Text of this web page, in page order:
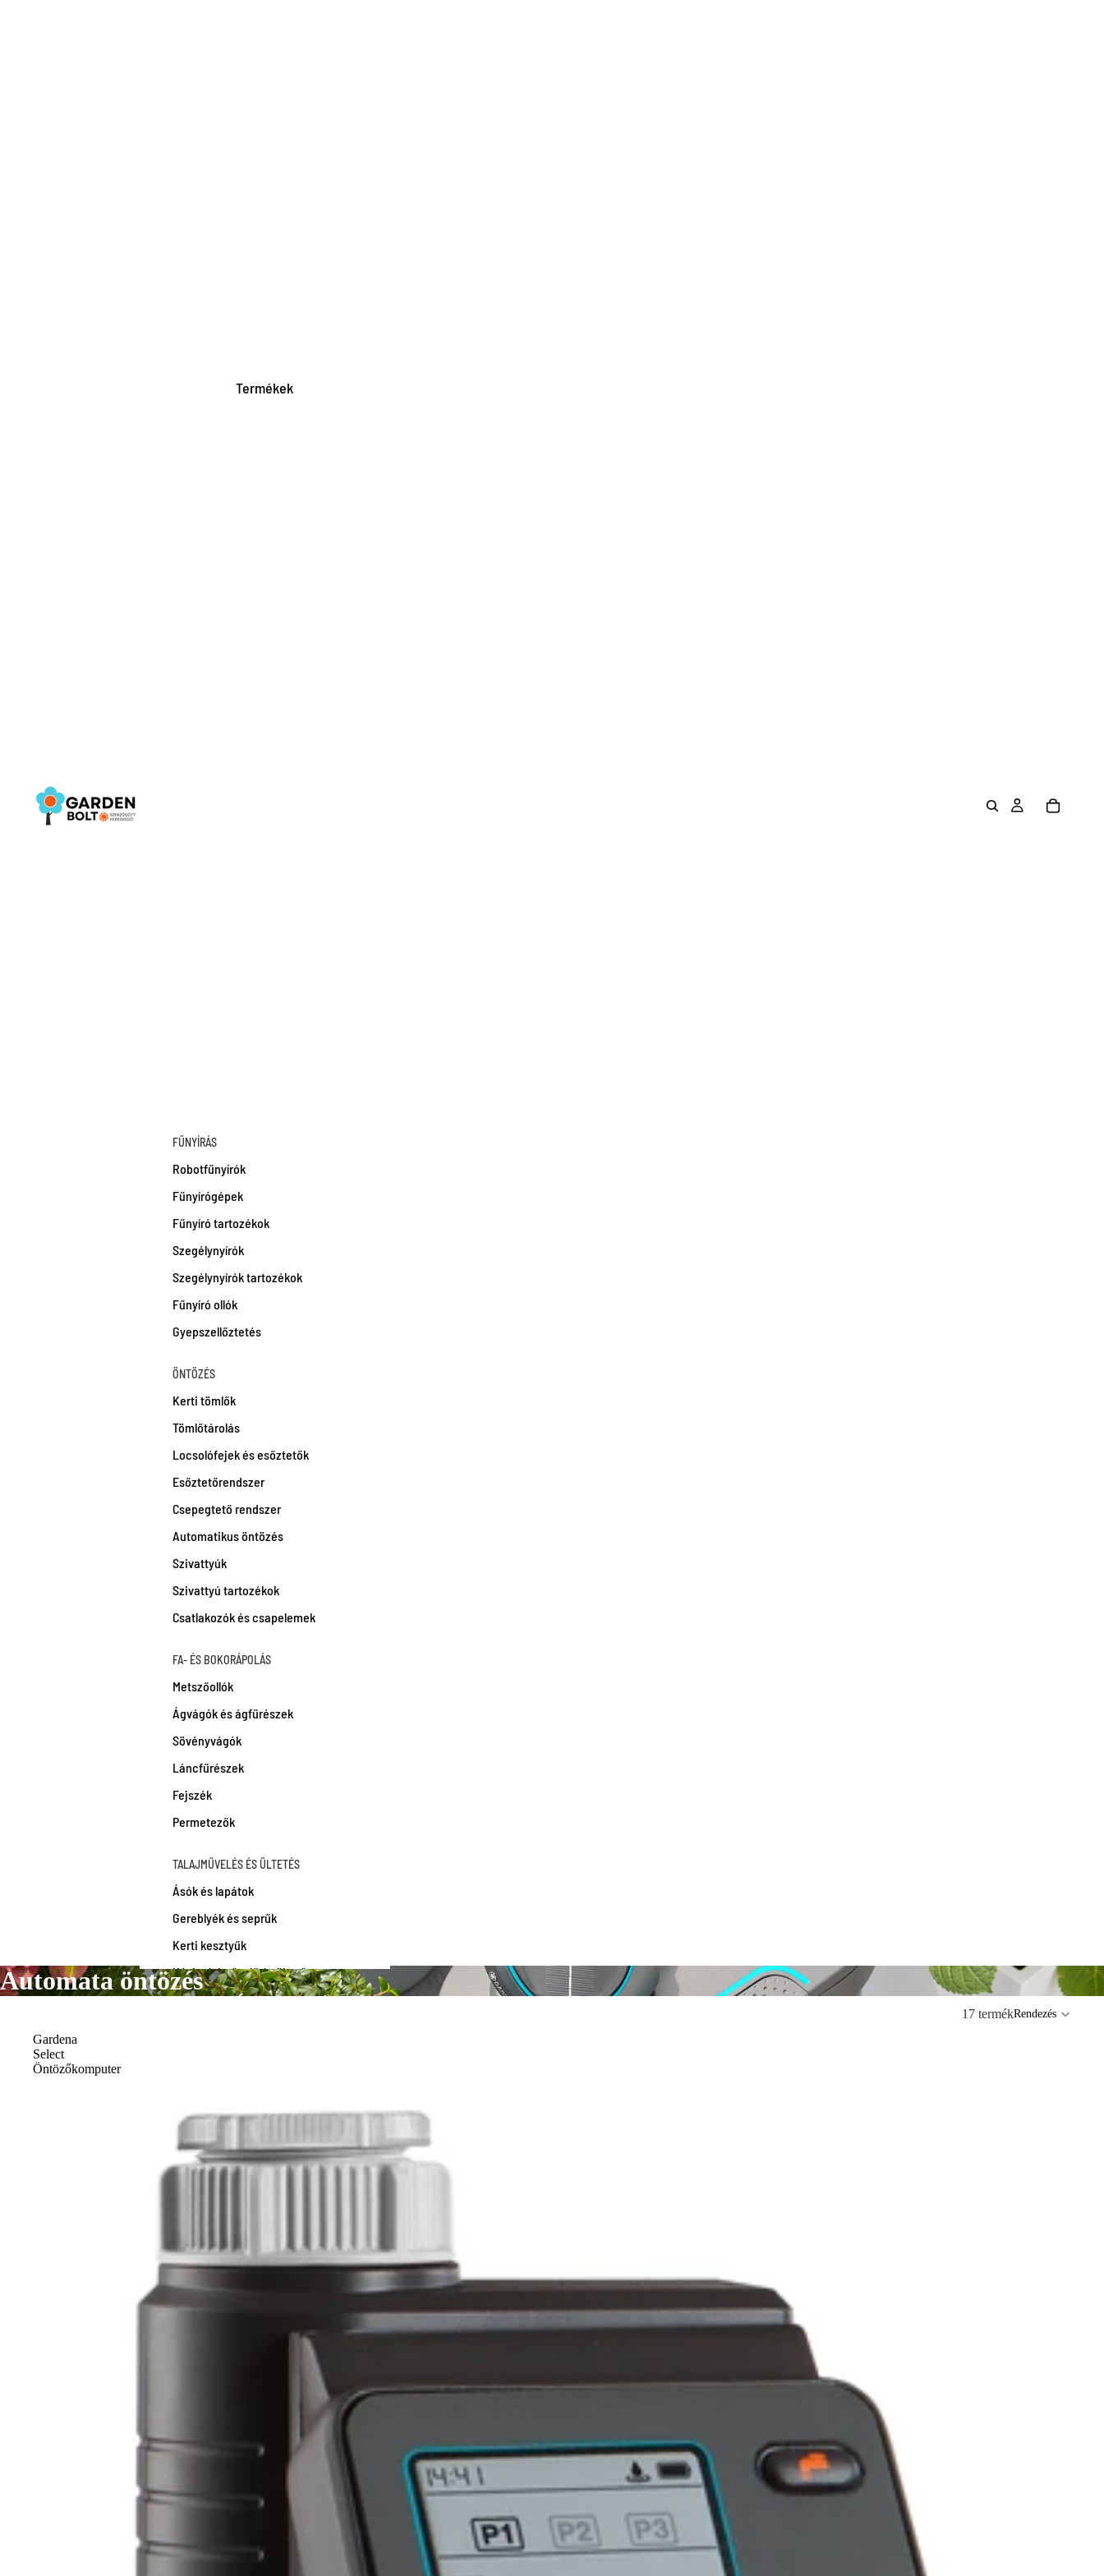
Termékek
FŰNYÍRÁS
Robotfűnyírók
Fűnyírógépek
Fűnyíró tartozékok
Szegélynyírók
Szegélynyírók tartozékok
Fűnyíró ollók
Gyepszellőztetés
ÖNTÖZÉS
Kerti tömlők
Tömlőtárolás
Locsolófejek és esőztetők
Esőztetőrendszer
Csepegtető rendszer
Automatikus öntözés
Szivattyúk
Szivattyú tartozékok
Csatlakozók és csapelemek
FA- ÉS BOKORÁPOLÁS
Metszőollók
Ágvágók és ágfűrészek
Sövényvágók
Láncfűrészek
Fejszék
Permetezők
TALAJMŰVELÉS ÉS ÜLTETÉS
Ásók és lapátok
Gereblyék és seprűk
Kerti kesztyűk
Kézi talajművelő és ültető
eszközök
Tisztítóeszközök és tartozékok
EGYÉB TERMÉKEK
NÖVÉNYÁPOLÁS
Automata öntözés
17 termékRendezés
Gardena
Select
Öntözőkomputer